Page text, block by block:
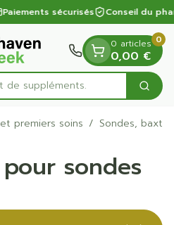
sécurisés Conseil du
0 articles
0,00 €
0
premiers soins / Sondes,
sondes